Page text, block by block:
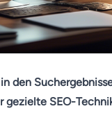
den
gezielte SEO-